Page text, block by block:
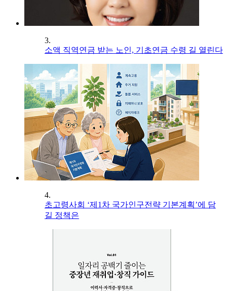
3.
소액 직역연금 받는 노인, 기초연금 수령 길 열린다
4.
초고령사회 ‘제1차 국가인구전략 기본계획’에 담
길 정책은